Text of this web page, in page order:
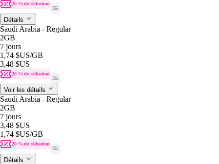
20 % de réduction
5G
Détails
Saudi Arabia - Regular
2GB
7 jours
1,74 $US/GB
3,48 $US
20 % de réduction
5G
Voir les détails
Saudi Arabia - Regular
2GB
7 jours
3,48 $US
1,74 $US/GB
20 % de réduction
5G
Détails